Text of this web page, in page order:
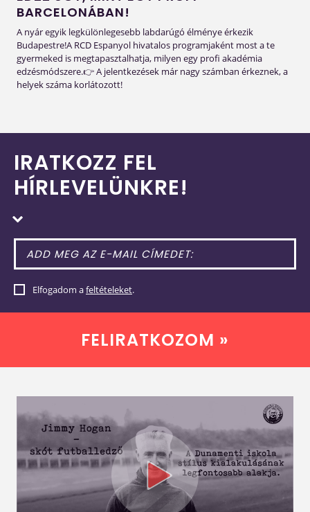
BARCELONÁBAN!
A nyár egyik legkülönlegesebb labdarúgó élménye érkezik
Budapestre!A RCD Espanyol hivatalos programjaként most a te
gyermeked is megtapasztalhatja, milyen egy profi akadémia
edzésmódszere.👉 A jelentkezések már nagy számban érkeznek, a
helyek száma korlátozott!
IRATKOZZ FEL
HÍRLEVELÜNKRE!
Elfogadom afeltételeket.
FELIRATKOZOM »